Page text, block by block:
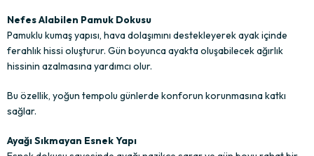
Nefes Alabilen Pamuk Dokusu
Pamuklu kumaş yapısı, hava dolaşımını destekleyerek ayak içinde
ferahlık hissi oluşturur. Gün boyunca ayakta oluşabilecek ağırlık
hissinin azalmasına yardımcı olur.
Bu özellik, yoğun tempolu günlerde konforun korunmasına katkı
sağlar.
Ayağı Sıkmayan Esnek Yapı